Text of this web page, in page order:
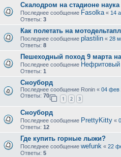
Скалодром на стадионе наука
Последнее сообщение Fasolka « 14
Ответы: 3
Как полетать на
Последнее сообщение plastilin « 28
Ответы: 8
Пешеходный поход 9 марта
Последнее сообщение Нефритовый
Ответы: 1
Сноуборд
Последнее сообщение Ronin « 04 фев
Ответы: 70
1 2 3
Сноуборд
Последнее сообщение PrettyKitty «
Ответы: 12
Где купить горные лыжи?
Последнее сообщение wefunk « 22
Ответы: 5